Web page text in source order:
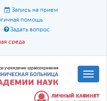
Запись на прием
помощь
Задать вопрос
среда
A A A
ЛИЧНЫЙ КАБИНЕТ